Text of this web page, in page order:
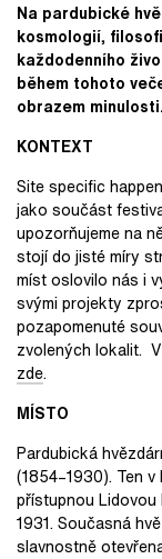
Na pardubické
kosmologií,
každodenního
během tohoto
obrazem minulosti.
KONTEXT
Site specific
jako součást
upozorňujeme na
stojí do jisté míry
míst oslovilo nás i
svými projekty
pozapomenuté
zvolených lokalit.
zde.
MÍSTO
Pardubická
(1854–1930). Ten
přístupnou Lidovou
1931. Současná
slavnostně